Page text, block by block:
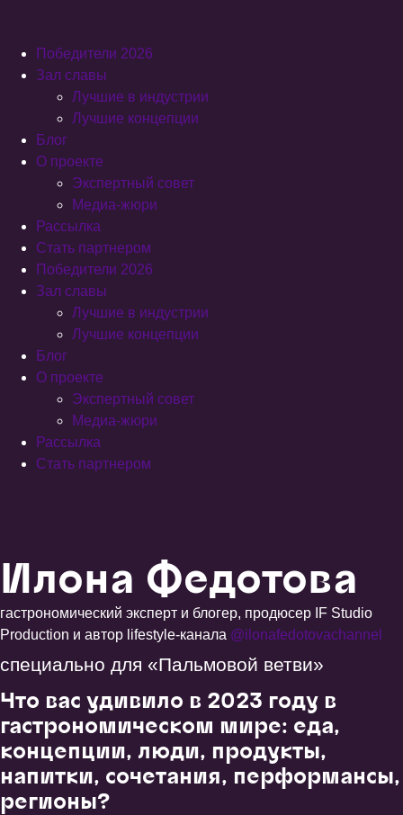
Победители 2026
Зал славы
Лучшие в индустрии
Лучшие концепции
Блог
О проекте
Экспертный совет
Медиа-жюри
Рассылка
Стать партнером
Победители 2026
Зал славы
Лучшие в индустрии
Лучшие концепции
Блог
О проекте
Экспертный совет
Медиа-жюри
Рассылка
Стать партнером
Илона Федотова
гастрономический эксперт и блогер, продюсер IF Studio
Production и автор lifestyle-канала @ilonafedotovachannel
специально для «Пальмовой ветви»
Что вас удивило в 2023 году в
гастрономическом мире: еда,
концепции, люди, продукты,
напитки, сочетания, перформансы,
регионы?